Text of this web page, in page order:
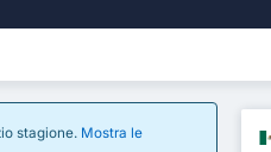
stagione. Mostra le